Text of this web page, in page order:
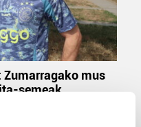
Zumarragako mus
semeak